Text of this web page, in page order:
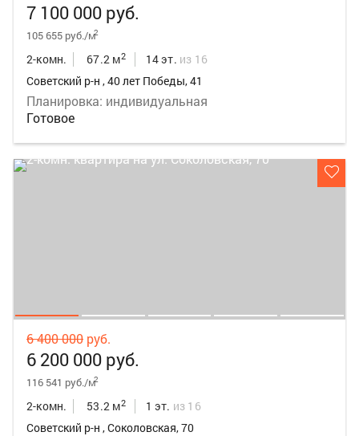
7 100 000 руб.
105 655 руб./м2
2-комн. 67.2 м2 14 эт. из 16
Советский р-н , 40 лет Победы, 41
Планировка: индивидуальная
Готовое
6 400 000 руб.
6 200 000 руб.
116 541 руб./м2
2-комн. 53.2 м2 1 эт. из 16
Советский р-н , Соколовская, 70